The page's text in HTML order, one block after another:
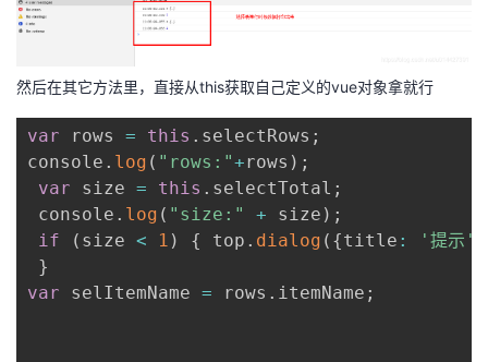
证
实
的
藏
持
建
然后在其它方法里，直接从this获取自己定义的vue对象拿就行
var rows = this . selectRows ;
console . log ( "rows:"+rows ) ;
var size = this . selectTotal ;
console . log ( "size:" + size ) ;
if
( size < 1 ) { top . dialog ( {title : '提示'
}
var selItemName = rows . itemName ;